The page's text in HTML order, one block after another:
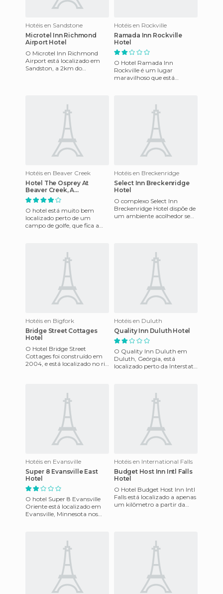
Hotéis en Sandstone
Microtel Inn Richmond
Airport Hotel
O Microtel Inn Richmond
Airport está localizado em
Sandston, a 2km do
Hotéis en Rockville
Ramada Inn Rockville
Hotel
O Hotel Ramada Inn
Rockville é um lugar
maravilhoso que está
Hotéis en Beaver Creek
Hotel The Osprey At
Beaver Creek, A
Rockresort
O hotel está muito bem
localizado perto de um
campo de golfe, que fica a
Hotéis en Breckenridge
Select Inn Breckenridge
Hotel
O complexo Select Inn
Breckenridge Hotel dispõe de
um ambiente acolhedor sem
Hotéis en Bigfork
Bridge Street Cottages
Hotel
O Hotel Bridge Street
Cottages foi construído em
2004, e está localizado no rio
Hotéis en Duluth
Quality Inn Duluth Hotel
O Quality Inn Duluth em
Duluth, Geórgia, está
localizado perto da Interstate
Hotéis en Evansville
Super 8 Evansville East
Hotel
O hotel Super 8 Evansville
Oriente está localizado em
Evansville, Minnesota nos
Hotéis en International Falls
Budget Host Inn Intl Falls
Hotel
O Hotel Budget Host Inn Intl
Falls está localizado a apenas
um kilômetro a partir da